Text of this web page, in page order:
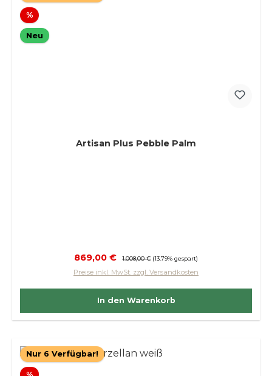
%Rabatt
Neu
Artisan Plus Pebble Palm
Verkaufspreis:
869,00 € Regulärer Preis:
1.008,00 € (13.79% gespart)
Preise inkl. MwSt. zzgl. Versandkosten
In den Warenkorb
Nur 6 Verfügbar!
Rabatt